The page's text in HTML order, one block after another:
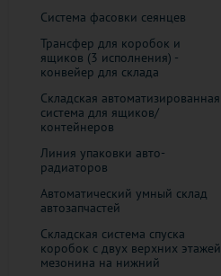
Система фасовки сеянцев
Трансфер для коробок и
ящиков (3 исполнения) -
конвейер для склада
Складская автоматизированная
система для ящиков/
контейнеров
Линия упаковки авто-
радиаторов
Автоматический умный склад
автозапчастей
Складская система спуска
коробок с двух верхних этажей
мезонина на нижний